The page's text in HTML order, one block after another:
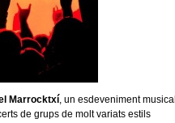
Marrocktxí, un esdeveniment musical
de grups de molt variats estils